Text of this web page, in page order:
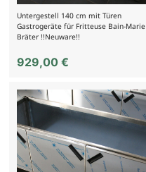
Untergestell 140 cm mit Türen
Gastrogeräte für Fritteuse Bain-Marie
Bräter !!Neuware!!
929,00 €